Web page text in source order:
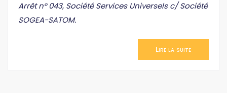
Arrêt n° 043, Société Services Universels c/ Société
SOGEA-SATOM.
Lire la suite